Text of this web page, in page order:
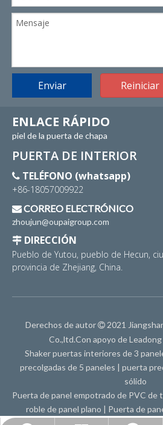
Enviar Reiniciar
ENLACE RÁPIDO
piel de la puerta de chapa
PUERTA DE INTERIOR
 TELÉFONO (whatsapp)
+86-18057009922
CORREO ELECTRÓNICO
zhoujun@oupaigroup.com
 DIRECCIÓN
Pueblo de Yutou, pueblo de Hecun,
provincia de Zhejiang, China.
Derechos de autor  2021
Co.,ltd.Con apoyo deLeadong
Shaker puertas interiores de 3
precolgadas de 5 paneles | puerta
sólido
Puerta de panel empotrado de PVC de
roble de panel plano | Puerta de